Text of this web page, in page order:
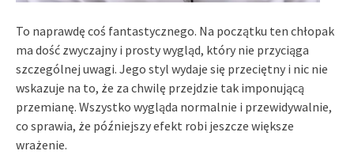
To naprawdę coś fantastycznego. Na początku ten chłopak
ma dość zwyczajny i prosty wygląd, który nie przyciąga
szczególnej uwagi. Jego styl wydaje się przeciętny i nic nie
wskazuje na to, że za chwilę przejdzie tak imponującą
przemianę. Wszystko wygląda normalnie i przewidywalnie,
co sprawia, że późniejszy efekt robi jeszcze większe
wrażenie.